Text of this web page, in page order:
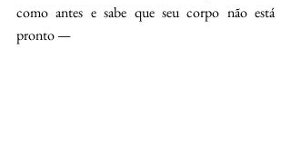
como antes e sabe que seu corpo não está
pronto —